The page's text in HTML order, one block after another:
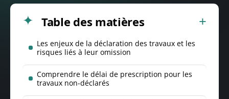
Table des matières
Les enjeux de la déclaration des travaux et les
risques liés à leur omission
Comprendre le délai de prescription pour les
travaux non-déclarés